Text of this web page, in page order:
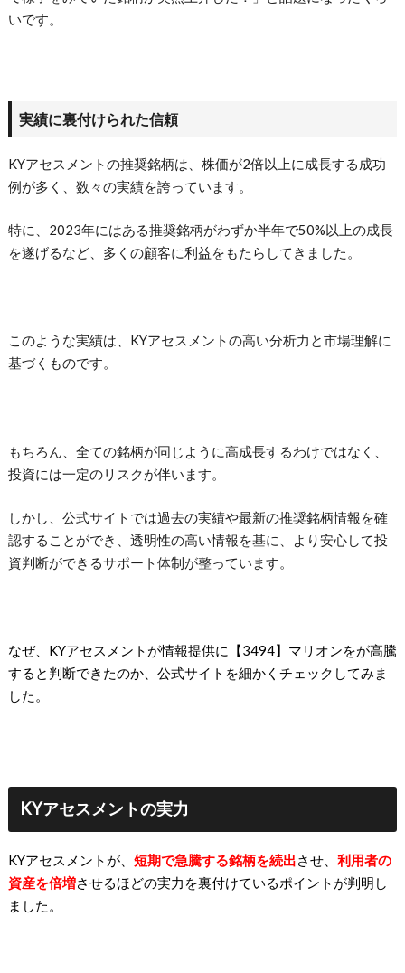
いです。
実績に裏付けられた信頼
KYアセスメントの推奨銘柄は、株価が2倍以上に成長する成功
例が多く、数々の実績を誇っています。
特に、2023年にはある推奨銘柄がわずか半年で50%以上の成長
を遂げるなど、多くの顧客に利益をもたらしてきました。
このような実績は、KYアセスメントの高い分析力と市場理解に
基づくものです。
もちろん、全ての銘柄が同じように高成長するわけではなく、
投資には一定のリスクが伴います。
しかし、公式サイトでは過去の実績や最新の推奨銘柄情報を確
認することができ、透明性の高い情報を基に、より安心して投
資判断ができるサポート体制が整っています。
なぜ、KYアセスメントが情報提供に【3494】マリオンをが高騰
すると判断できたのか、公式サイトを細かくチェックしてみま
した。
KYアセスメントの実力
KYアセスメントが、 短期で急騰する銘柄を続出させ、 利用者の
資産を倍増させるほどの実力を裏付けているポイントが判明し
ました。